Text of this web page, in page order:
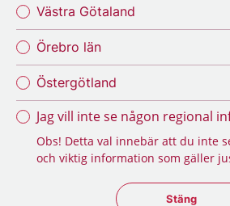
Västra Götaland
Örebro län
Östergötland
Jag vill inte se någon regional
Obs! Detta val innebär att du inte
och viktig information som gäller
Stäng
Stäng